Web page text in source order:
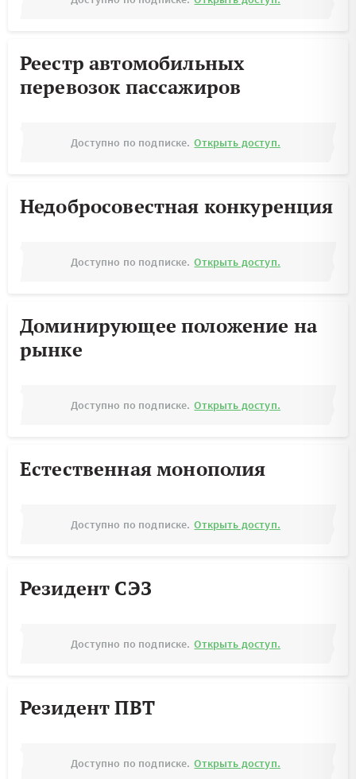
Реестр автомобильных
перевозок пассажиров
Доступно по подписке. Открыть доступ.
Недобросовестная конкуренция
Доступно по подписке. Открыть доступ.
Доминирующее положение на
рынке
Доступно по подписке. Открыть доступ.
Естественная монополия
Доступно по подписке. Открыть доступ.
Резидент СЭЗ
Доступно по подписке. Открыть доступ.
Резидент ПВТ
Доступно по подписке. Открыть доступ.